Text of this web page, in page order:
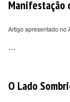
Manifestação
Artigo apresentado no
...
O Lado